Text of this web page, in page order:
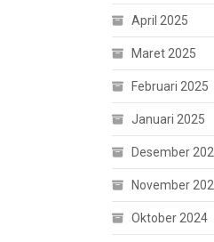
April 2025
Maret 2025
Februari 2025
Januari 2025
Desember
November
Oktober 2024